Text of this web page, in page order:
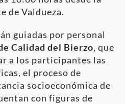
de Valdueza.
guiadas por personal
Calidad del Bierzo, que
a los participantes las
el proceso de
socioeconómica de
con figuras de